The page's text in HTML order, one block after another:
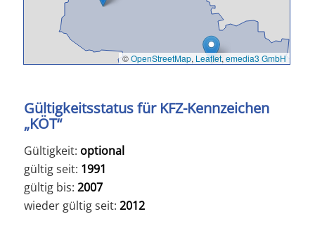
©OpenStreetMap, Leaflet,emedia3 GmbH
Gültigkeitsstatus für KFZ-Kennzeichen
„KÖT“
Gültigkeit: optional
gültig seit: 1991
gültig bis: 2007
wieder gültig seit: 2012